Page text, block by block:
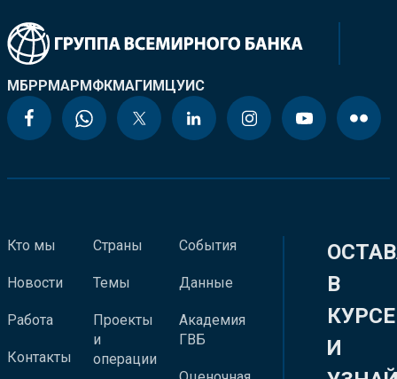
МБРРМАРМФКМАГИМЦУИС
Кто мы
Новости
Работа
Контакты
Страны
Темы
Проекты
и
операции
События
Данные
Академия
ГВБ
В
КУРСЕ
И